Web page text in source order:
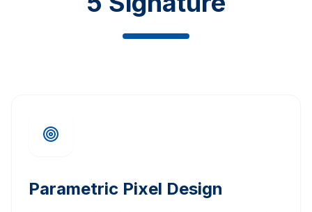
Parametric Pixel Design